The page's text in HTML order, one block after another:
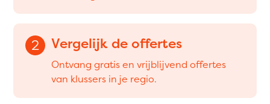
2 Vergelijk de offertes
Ontvang gratis en vrijblijvend offertes
van klussers in je regio.